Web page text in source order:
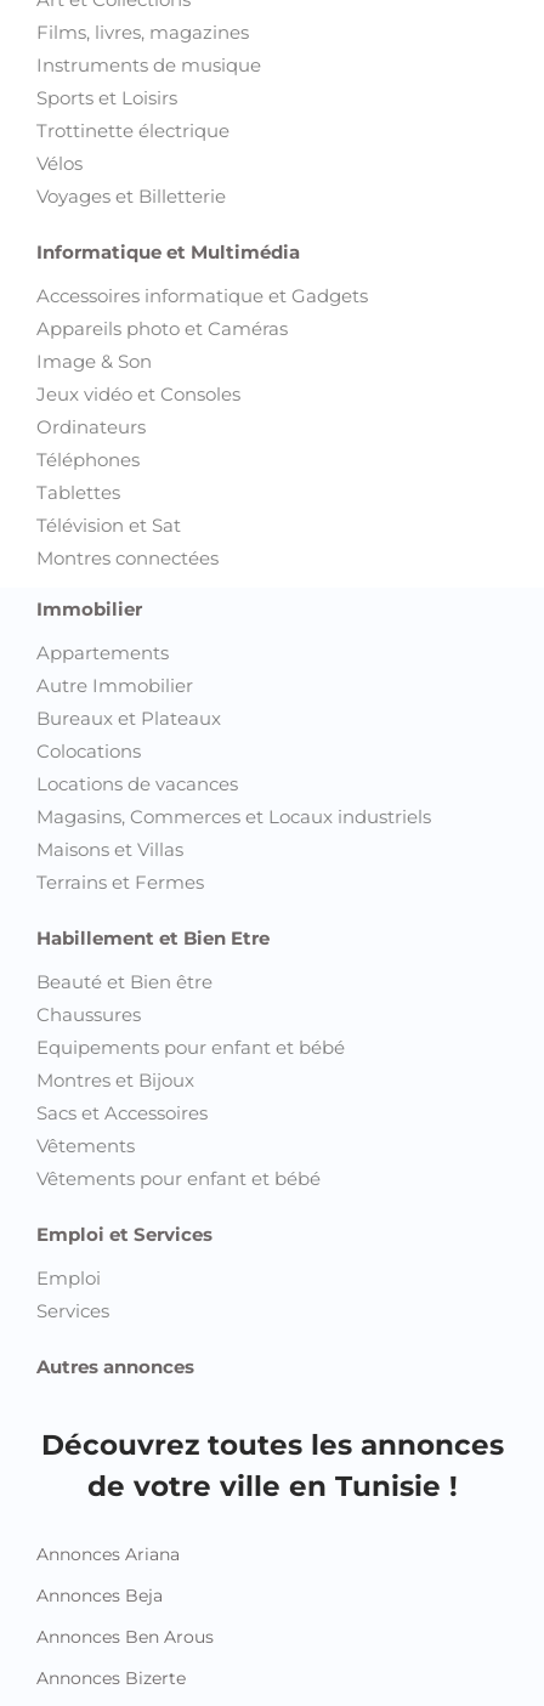
Films, livres, magazines
Instruments de musique
Sports et Loisirs
Trottinette électrique
Vélos
Voyages et Billetterie
Informatique et Multimédia
Accessoires informatique et Gadgets
Appareils photo et Caméras
Image & Son
Jeux vidéo et Consoles
Ordinateurs
Téléphones
Tablettes
Télévision et Sat
Montres connectées
Immobilier
Appartements
Autre Immobilier
Bureaux et Plateaux
Colocations
Locations de vacances
Magasins, Commerces et Locaux industriels
Maisons et Villas
Terrains et Fermes
Habillement et Bien Etre
Beauté et Bien être
Chaussures
Equipements pour enfant et bébé
Montres et Bijoux
Sacs et Accessoires
Vêtements
Vêtements pour enfant et bébé
Emploi et Services
Emploi
Services
Autres annonces
Découvrez toutes les annonces
de votre ville en Tunisie !
Annonces Ariana
Annonces Beja
Annonces Ben Arous
Annonces Bizerte